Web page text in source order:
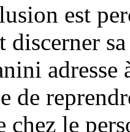
est
de
chez le